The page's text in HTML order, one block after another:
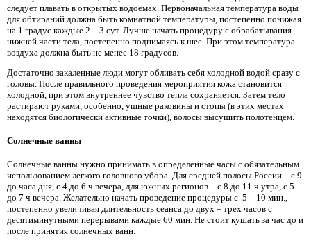
следует плавать в открытых водоемах. Первоначальная температура воды
для обтираний должна быть комнатной температуры, постепенно понижая
на 1 градус каждые 2 – 3 сут. Лучше начать процедуру с обрабатывания
нижней части тела, постепенно поднимаясь к шее. При этом температура
воздуха должна быть не менее 18 градусов.
Достаточно закаленные люди могут обливать себя холодной водой сразу с
головы. После правильного проведения мероприятия кожа становится
холодной, при этом внутреннее чувство тепла сохраняется. Затем тело
растирают руками, особенно, ушные раковины и стопы (в этих местах
находятся биологически активные точки), волосы высушить полотенцем.
Солнечные ванны
Солнечные ванны нужно принимать в определенные часы с обязательным
использованием легкого головного убора. Для средней полосы России – с 9
до часа дня, с 4 до 6 ч вечера, для южных регионов – с 8 до 11 ч утра, с 5
до 7 ч вечера. Желательно начать проведение процедуры с 5 – 10 мин.,
постепенно увеличивая длительность сеанса до двух – трех часов с
десятиминутными перерывами каждые 60 мин. Не стоит кушать за час до и
после принятия солнечных ванн.